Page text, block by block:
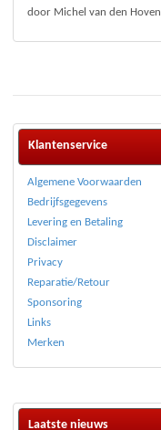
Waar
door Michel van den Hoven
Klantenservice
Algemene Voorwaarden
Bedrijfsgegevens
Levering en Betaling
Disclaimer
Privacy
Reparatie/Retour
Sponsoring
Links
Merken
Laatste nieuws